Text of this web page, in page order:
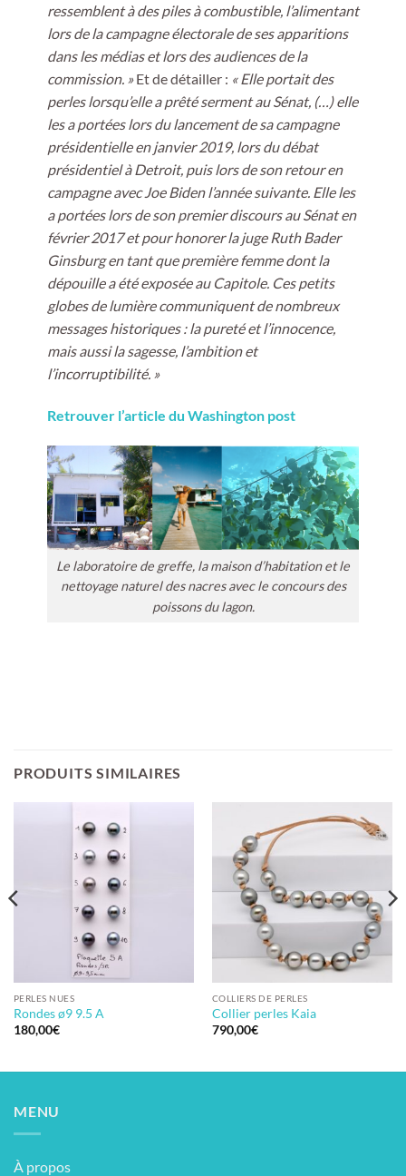
ressemblent à des piles à combustible, l’alimentant
lors de la campagne électorale de ses apparitions
dans les médias et lors des audiences de la
commission. »Et de détailler : « Elle portait des
perles lorsqu’elle a prêté serment au Sénat, (…) elle
les a portées lors du lancement de sa campagne
présidentielle en janvier 2019, lors du débat
présidentiel à Detroit, puis lors de son retour en
campagne avec Joe Biden l’année suivante. Elle les
a portées lors de son premier discours au Sénat en
février 2017 et pour honorer la juge Ruth Bader
Ginsburg en tant que première femme dont la
dépouille a été exposée au Capitole. Ces petits
globes de lumière communiquent de nombreux
messages historiques : la pureté et l’innocence,
mais aussi la sagesse, l’ambition et
l’incorruptibilité. »
Retrouver l’article du Washington post
Le laboratoire de greffe, la maison d’habitation et le
nettoyage naturel des nacres avec le concours des
poissons du lagon.
PRODUITS SIMILAIRES
PERLES NUES
Rondes ø9 9.5 A
180,00€
COLLIERS DE PERLES
Collier perles Kaia
790,00€
MENU
À propos